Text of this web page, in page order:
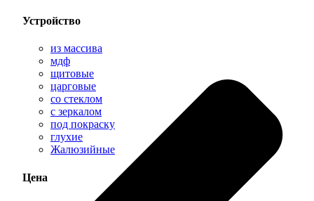
Устройство
из массива
мдф
щитовые
царговые
со стеклом
с зеркалом
под покраску
глухие
Жалюзийные
Цена